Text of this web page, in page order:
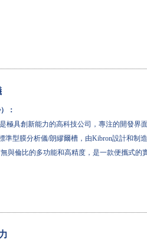
：
極具創新能力的高科技公司，專注的開發界
準型膜分析儀/朗繆爾槽，由Kibron設計和制
與倫比的多功能和高精度，是一款便攜式的